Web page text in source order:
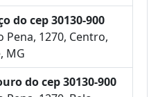
do cep 30130-900
Pena, 1270, Centro,
MG
do cep 30130-900